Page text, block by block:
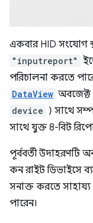
একবার HID সংযোগ
"inputreport"
পরিচালনা করতে
DataView অবজেক্ট
device ) সাথে
সাথে যুক্ত 8-বিট
পূর্ববর্তী
কন রাইট ডিভাইসে
সনাক্ত করতে
পারেন।